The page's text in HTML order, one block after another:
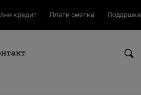
кредит Плати сметка Поддршка